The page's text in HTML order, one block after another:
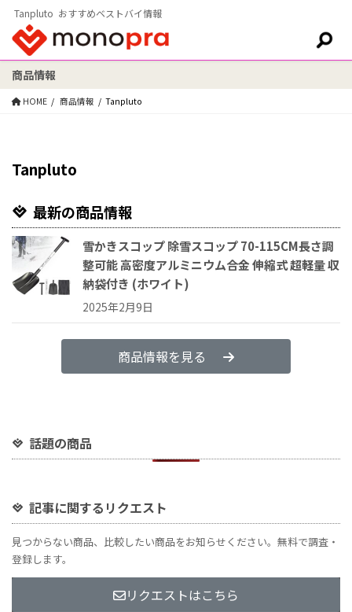
Tanpluto おすすめベストバイ情報
検索:
商品情報
HOME 商品情報 Tanpluto
Tanpluto
最新の商品情報
雪かきスコップ 除雪スコップ 70-115CM長さ調
整可能 高密度アルミニウム合金 伸縮式 超軽量 収
納袋付き (ホワイト)
2025年2月9日
商品情報を見る
話題の商品
記事に関するリクエスト
見つからない商品、比較したい商品をお知らせください。無料で調査・
登録します。
リクエストはこちら